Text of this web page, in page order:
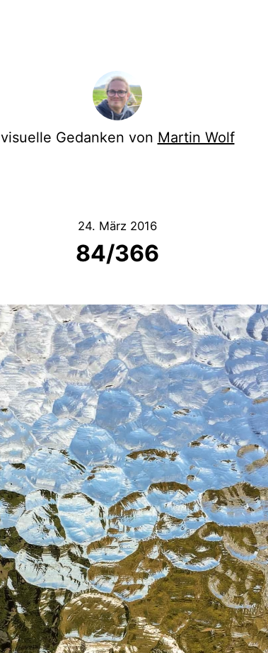
visuelle Gedanken von Martin Wolf
24. März 2016
84/366